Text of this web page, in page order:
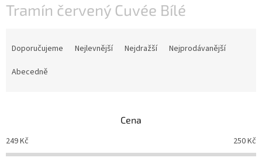
Hroznový
Naši
vinaři
Vinné
Červené
Tramín červený Cuvée Bílé
o
d
Doporučujeme Nejlevnější Nejdražší
Nejprodávanější
Abecedně
Cena
249Kč 250Kč